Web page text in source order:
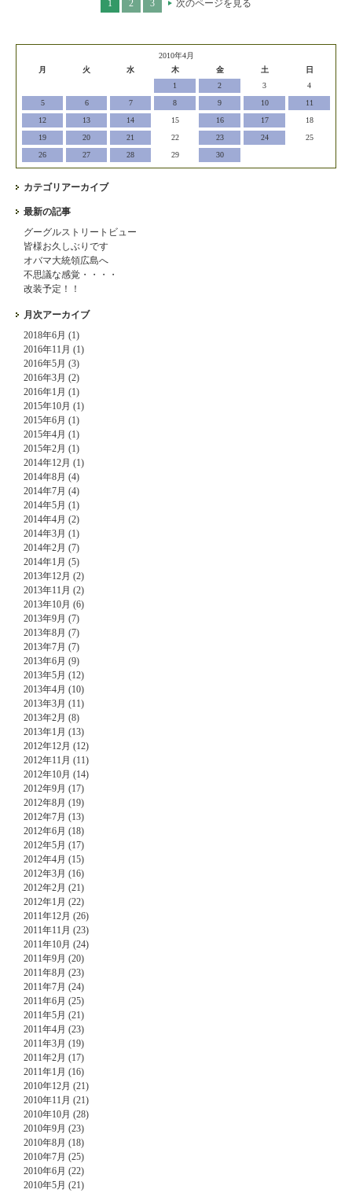
1 2 3 次のページを見る
2010年4月
月
火 水 木 金 土
日
1
2 3
4
5
6 7 8 9 10
11
12
13 14 15 16 17
18
19
20 21 22 23 24
25
26
27 28 29 30
カテゴリアーカイブ
最新の記事
グーグルストリートビュー
皆様お久しぶりです
オバマ大統領広島へ
不思議な感覚・・・・
改装予定！！
月次アーカイブ
2018年6月 (1)
2016年11月 (1)
2016年5月 (3)
2016年3月 (2)
2016年1月 (1)
2015年10月 (1)
2015年6月 (1)
2015年4月 (1)
2015年2月 (1)
2014年12月 (1)
2014年8月 (4)
2014年7月 (4)
2014年5月 (1)
2014年4月 (2)
2014年3月 (1)
2014年2月 (7)
2014年1月 (5)
2013年12月 (2)
2013年11月 (2)
2013年10月 (6)
2013年9月 (7)
2013年8月 (7)
2013年7月 (7)
2013年6月 (9)
2013年5月 (12)
2013年4月 (10)
2013年3月 (11)
2013年2月 (8)
2013年1月 (13)
2012年12月 (12)
2012年11月 (11)
2012年10月 (14)
2012年9月 (17)
2012年8月 (19)
2012年7月 (13)
2012年6月 (18)
2012年5月 (17)
2012年4月 (15)
2012年3月 (16)
2012年2月 (21)
2012年1月 (22)
2011年12月 (26)
2011年11月 (23)
2011年10月 (24)
2011年9月 (20)
2011年8月 (23)
2011年7月 (24)
2011年6月 (25)
2011年5月 (21)
2011年4月 (23)
2011年3月 (19)
2011年2月 (17)
2011年1月 (16)
2010年12月 (21)
2010年11月 (21)
2010年10月 (28)
2010年9月 (23)
2010年8月 (18)
2010年7月 (25)
2010年6月 (22)
2010年5月 (21)